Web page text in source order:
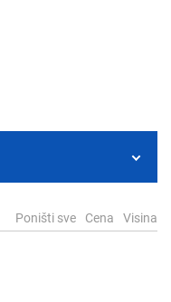
Poništi sve Cena Visina